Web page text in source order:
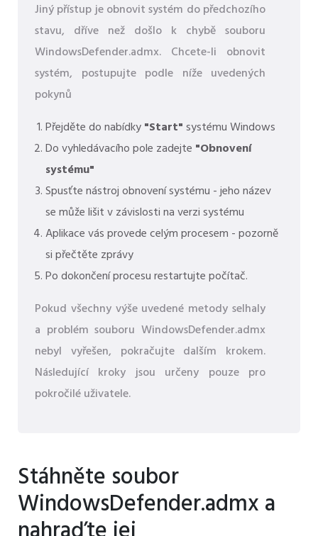
Jiný přístup je obnovit systém do předchozího
stavu, dříve než došlo k chybě souboru
WindowsDefender.admx. Chcete-li obnovit
systém, postupujte podle níže uvedených
pokynů
Přejděte do nabídky"Start"systému Windows
Do vyhledávacího pole zadejte "Obnovení
systému"
Spusťte nástroj obnovení systému - jeho název
se může lišit v závislosti na verzi systému
Aplikace vás provede celým procesem - pozorně
si přečtěte zprávy
Po dokončení procesu restartujte počítač.
Pokud všechny výše uvedené metody selhaly
a problém souboru WindowsDefender.admx
nebyl vyřešen, pokračujte dalším krokem.
Následující kroky jsou určeny pouze pro
pokročilé uživatele.
Stáhněte soubor
WindowsDefender.admx a